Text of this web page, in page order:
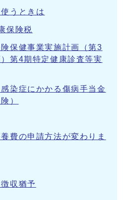
うときは
保険税
保健事業実施計画（第3
第4期特定健康診査等実
染症にかかる傷病手当金
）
費の申請方法が変わりま
収猶予